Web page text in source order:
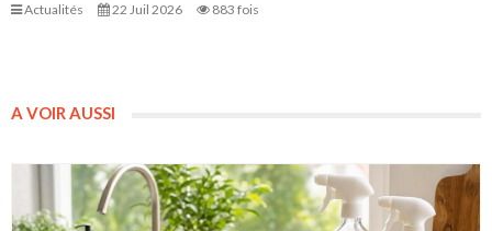
Actualités 22 Juil 2026 883 fois
A VOIR AUSSI